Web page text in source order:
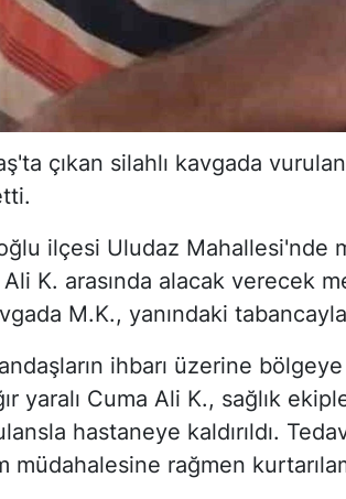
çıkan silahlı kavgada vurulan
ilçesi Uludaz Mahallesi'nde
K. arasında alacak verecek
M.K., yanındaki
ihbarı üzerine
yaralı Cuma Ali K., sağlık
hastaneye kaldırıldı.
müdahalesine rağmen